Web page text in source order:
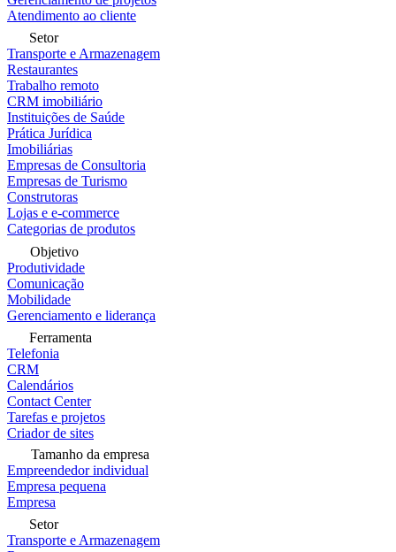
Atendimento ao cliente
Setor
Transporte e Armazenagem
Restaurantes
Trabalho remoto
CRM imobiliário
Instituições de Saúde
Prática Jurídica
Imobiliárias
Empresas de Consultoria
Empresas de Turismo
Construtoras
Lojas e e-commerce
Categorias de produtos
Objetivo
Produtividade
Comunicação
Mobilidade
Gerenciamento e liderança
Ferramenta
Telefonia
CRM
Calendários
Contact Center
Tarefas e projetos
Criador de sites
Tamanho da empresa
Empreendedor individual
Empresa pequena
Empresa
Setor
Transporte e Armazenagem